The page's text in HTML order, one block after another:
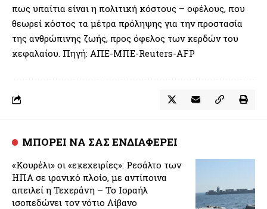
πως υπαίτια είναι η πολιτική κόστους – οφέλους, που
θεωρεί κόστος τα μέτρα πρόληψης για την προστασία
της ανθρώπινης ζωής, προς όφελος των κερδών του
κεφαλαίου. Πηγή: ΑΠΕ-ΜΠΕ-Reuters-AFP
ΜΠΟΡΕΙ ΝΑ ΣΑΣ ΕΝΔΙΑΦΕΡΕΙ
«Κουρέλι» οι «εκεχειρίες»: Ρεσάλτο των
ΗΠΑ σε ιρανικό πλοίο, με αντίποινα
απειλεί η Τεχεράνη – Το Ισραήλ
ισοπεδώνει τον νότιο Λίβανο